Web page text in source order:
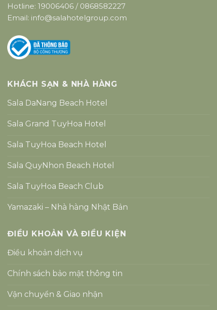
Hotline: 19006406 / 0868582227
Email: info@salahotelgroup.com
KHÁCH SẠN & NHÀ HÀNG
Sala DaNang Beach Hotel
Sala Grand TuyHoa Hotel
Sala TuyHoa Beach Hotel
Sala QuyNhon Beach Hotel
Sala TuyHoa Beach Club
Yamazaki – Nhà hàng Nhật Bản
ĐIỀU KHOẢN VÀ ĐIỀU KIỆN
Điều khoản dịch vụ
Chính sách bảo mật thông tin
Vận chuyển & Giao nhận